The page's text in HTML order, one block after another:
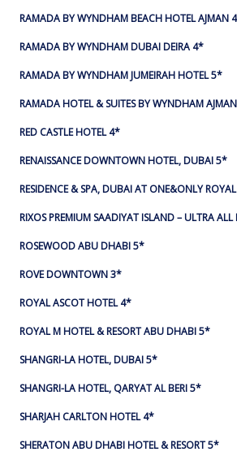
RAMADA BY WYNDHAM BEACH HOTEL AJMAN
RAMADA BY WYNDHAM DUBAI DEIRA 4*
RAMADA BY WYNDHAM JUMEIRAH HOTEL 5*
RAMADA HOTEL & SUITES BY WYNDHAM
RED CASTLE HOTEL 4*
RENAISSANCE DOWNTOWN HOTEL, DUBAI 5*
RESIDENCE & SPA, DUBAI AT ONE&ONLY
RIXOS PREMIUM SAADIYAT ISLAND – ULTRA
ROSEWOOD ABU DHABI 5*
ROVE DOWNTOWN 3*
ROYAL ASCOT HOTEL 4*
ROYAL M HOTEL & RESORT ABU DHABI 5*
SHANGRI-LA HOTEL, DUBAI 5*
SHANGRI-LA HOTEL, QARYAT AL BERI 5*
SHARJAH CARLTON HOTEL 4*
SHERATON ABU DHABI HOTEL & RESORT 5*